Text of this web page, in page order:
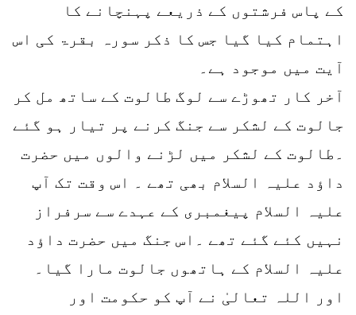
کے پاس فرشتوں کے ذریعے پہنچانے کا
اہتمام کیا گیا جس کا ذکر سورہ بقرۃ کی اس
آیت میں موجود ہے۔
آخر کار تھوڑے سے لوگ طالوت کے ساتھ مل کر
جالوت کے لشکر سے جنگ کرنے پر تیار ہو گئے
۔طالوت کے لشکر میں لڑنے والوں میں حضرت
داؤد علیہ السلام بھی تھے ۔ اس وقت تک آپ
علیہ السلام پیغمبری کے عہدے سے سرفراز
نہیں کئے گئے تھے ۔اس جنگ میں حضرت داؤد
علیہ السلام کے ہاتھوں جالوت مارا گیا۔
اور اللہ تعالیٰ نے آپ کو حکومت اور